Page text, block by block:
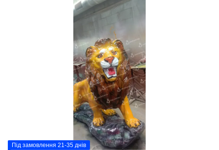
Під замовлення 21-35 днів